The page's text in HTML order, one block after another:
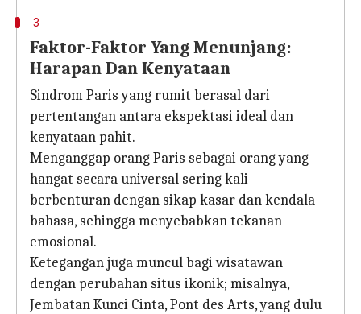
3
Faktor-Faktor Yang Menunjang:
Harapan Dan Kenyataan
Sindrom Paris yang rumit berasal dari
pertentangan antara ekspektasi ideal dan
kenyataan pahit.
Menganggap orang Paris sebagai orang yang
hangat secara universal sering kali
berbenturan dengan sikap kasar dan kendala
bahasa, sehingga menyebabkan tekanan
emosional.
Ketegangan juga muncul bagi wisatawan
dengan perubahan situs ikonik; misalnya,
Jembatan Kunci Cinta, Pont des Arts, yang dulu